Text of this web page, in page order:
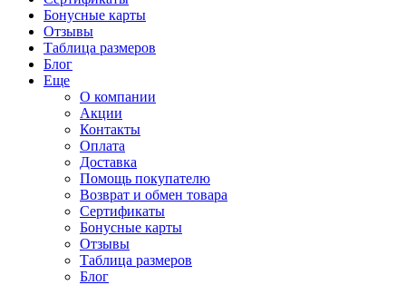
Бонусные карты
Отзывы
Таблица размеров
Блог
Еще
О компании
Акции
Контакты
Оплата
Доставка
Помощь покупателю
Возврат и обмен товара
Сертификаты
Бонусные карты
Отзывы
Таблица размеров
Блог